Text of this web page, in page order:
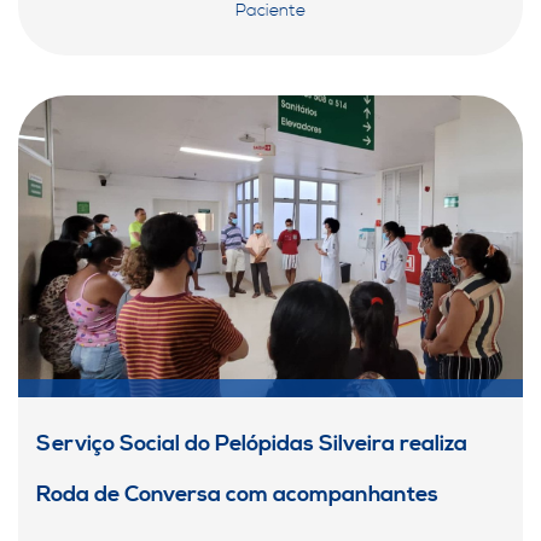
Paciente
Serviço Social do Pelópidas Silveira realiza
Roda de Conversa com acompanhantes